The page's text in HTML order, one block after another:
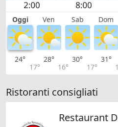
Oggi Ven Sab Dom
24°
17°
28°
16°
30°
17°
31°
Ristoranti consigliati
Restaurant